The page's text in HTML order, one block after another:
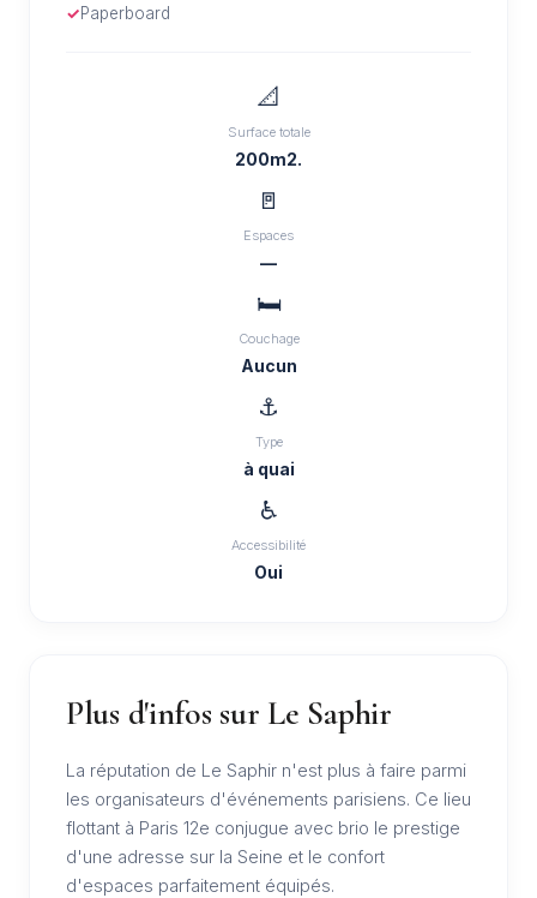
Paperboard
📐
Surface totale
200m2.
🚪
Espaces
—
🛏️
Couchage
Aucun
⚓
Type
à quai
♿
Accessibilité
Oui
Plus d'infos sur Le Saphir
La réputation de Le Saphir n'est plus à faire parmi
les organisateurs d'événements parisiens. Ce lieu
flottant à Paris 12e conjugue avec brio le prestige
d'une adresse sur la Seine et le confort
d'espaces parfaitement équipés.